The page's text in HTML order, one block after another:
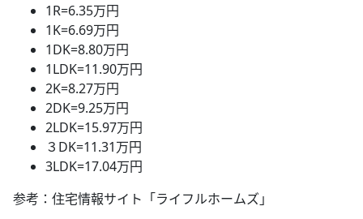
1R=6.35万円
1K=6.69万円
1DK=8.80万円
1LDK=11.90万円
2K=8.27万円
2DK=9.25万円
2LDK=15.97万円
３DK=11.31万円
3LDK=17.04万円
参考：住宅情報サイト「ライフルホームズ」